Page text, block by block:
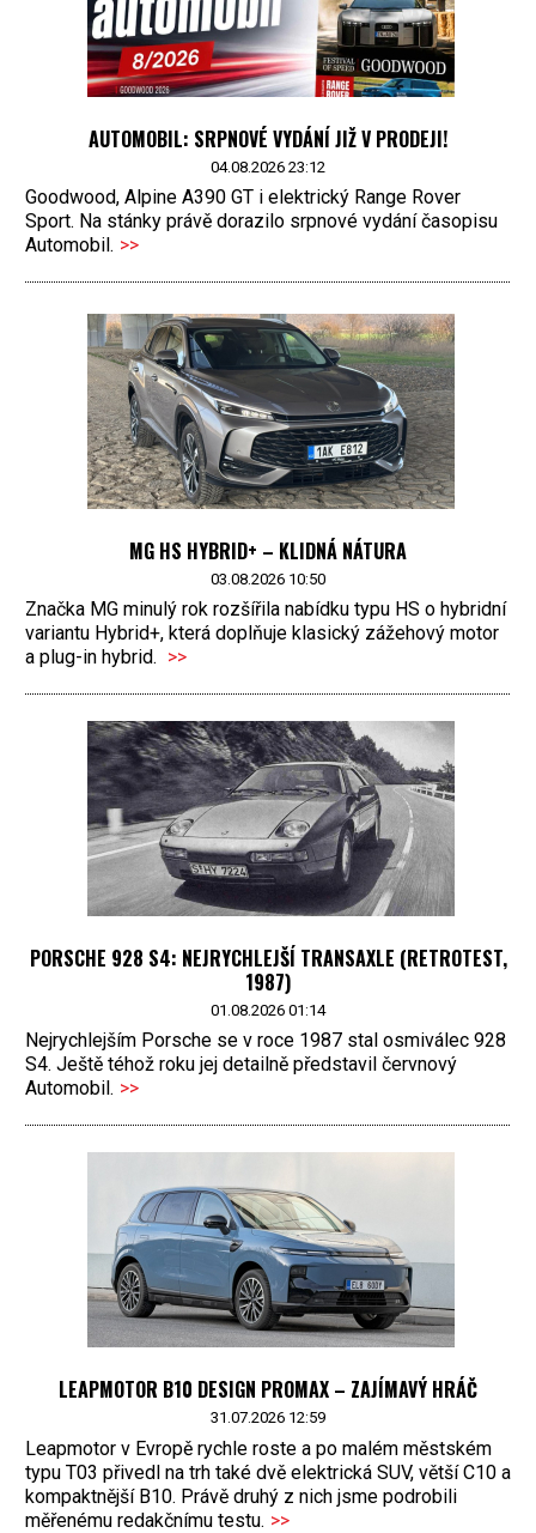
AUTOMOBIL: SRPNOVÉ VYDÁNÍ JIŽ V PRODEJI!
04.08.2026 23:12
Goodwood, Alpine A390 GT i elektrický Range Rover
Sport. Na stánky právě dorazilo srpnové vydání časopisu
Automobil. >>
MG HS HYBRID+ – KLIDNÁ NÁTURA
03.08.2026 10:50
Značka MG minulý rok rozšířila nabídku typu HS o hybridní
variantu Hybrid+, která doplňuje klasický zážehový motor
a plug-in hybrid. >>
PORSCHE 928 S4: NEJRYCHLEJŠÍ TRANSAXLE (RETROTEST,
1987)
01.08.2026 01:14
Nejrychlejším Porsche se v roce 1987 stal osmiválec 928
S4. Ještě téhož roku jej detailně představil červnový
Automobil. >>
LEAPMOTOR B10 DESIGN PROMAX – ZAJÍMAVÝ HRÁČ
31.07.2026 12:59
Leapmotor v Evropě rychle roste a po malém městském
typu T03 přivedl na trh také dvě elektrická SUV, větší C10 a
kompaktnější B10. Právě druhý z nich jsme podrobili
měřenému redakčnímu testu. >>